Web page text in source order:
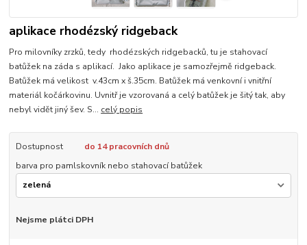
aplikace rhodézský ridgeback
Pro milovníky zrzků, tedy rhodézských ridgebacků, tu je stahovací
batůžek na záda s aplikací. Jako aplikace je samozřejmě ridgeback.
Batůžek má velikost v.43cm x š.35cm. Batůžek má venkovní i vnitřní
materiál kočárkovinu. Uvnitř je vzorovaná a celý batůžek je šitý tak, aby
nebyl vidět jiný šev. S... celý popis
Dostupnost
do 14 pracovních dnů
barva pro pamlskovník nebo stahovací batůžek
Nejsme plátci DPH